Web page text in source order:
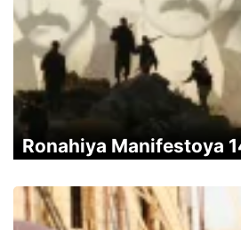
Ronahiya Manifestoya